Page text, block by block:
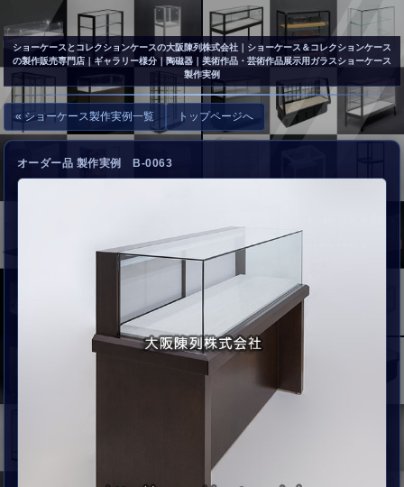
お問い合わせ
ショーケースとコレクションケースの大阪陳列株式会社 ｜ショーケース＆コレクションケース
の製作販売専門店｜ギャラリー様分｜陶磁器｜美術作品・芸術作品展示用ガラスショーケース
製作実例
« ショーケース製作実例一覧 トップページへ
オーダー品 製作実例 B-0063